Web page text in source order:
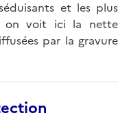
et les plus
on voit ici la nette
par la gravure